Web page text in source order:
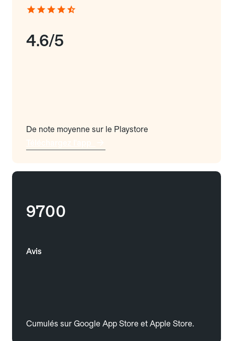
4.6/5
De note moyenne sur le Playstore
9700
Avis
Cumulés sur Google App Store et Apple Store.